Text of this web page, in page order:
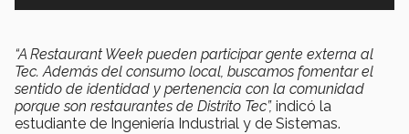
“A Restaurant Week pueden participar gente externa al
Tec. Además del consumo local, buscamos fomentar el
sentido de identidad y pertenencia con la comunidad
porque son restaurantes de Distrito Tec”, indicó la
estudiante de Ingeniería Industrial y de Sistemas.